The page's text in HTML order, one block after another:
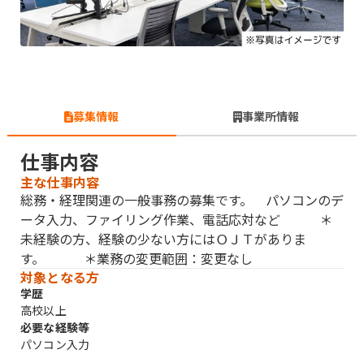
募集情報 事業所情報
仕事内容
主な仕事内容
総務・経理関連の一般事務の募集です。 パソコンのデ
ータ入力、ファイリング作業、電話応対など ＊
未経験の方、経験の少ない方にはＯＪＴがありま
す。 ＊業務の変更範囲：変更なし
対象となる方
学歴
高校以上
必要な経験等
パソコン入力